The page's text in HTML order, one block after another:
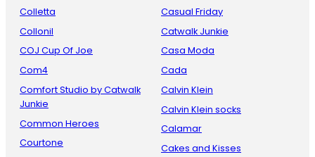
Colletta
Collonil
COJ Cup Of Joe
Com4
Comfort Studio by Catwalk
Junkie
Common Heroes
Courtone
Casual Friday
Catwalk Junkie
Casa Moda
Cada
Calvin Klein
Calvin Klein socks
Calamar
Cakes and Kisses